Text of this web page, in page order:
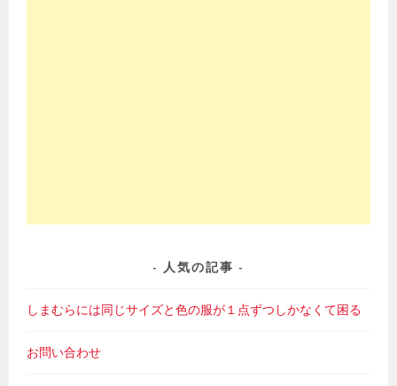
人気の記事
しまむらには同じサイズと色の服が１点ずつしかなくて困る
お問い合わせ